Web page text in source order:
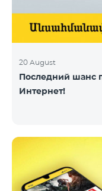
20 August
Последний шанс
Интернет!